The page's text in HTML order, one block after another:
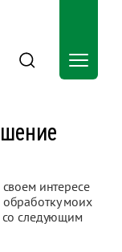
интересе
моих
со следующим